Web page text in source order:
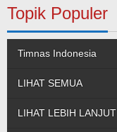
Topik Populer
Timnas Indonesia
LIHAT SEMUA
LIHAT LEBIH LANJUT